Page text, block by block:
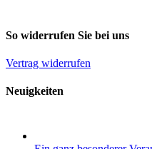
So widerrufen Sie bei uns
Vertrag widerrufen
Neuigkeiten